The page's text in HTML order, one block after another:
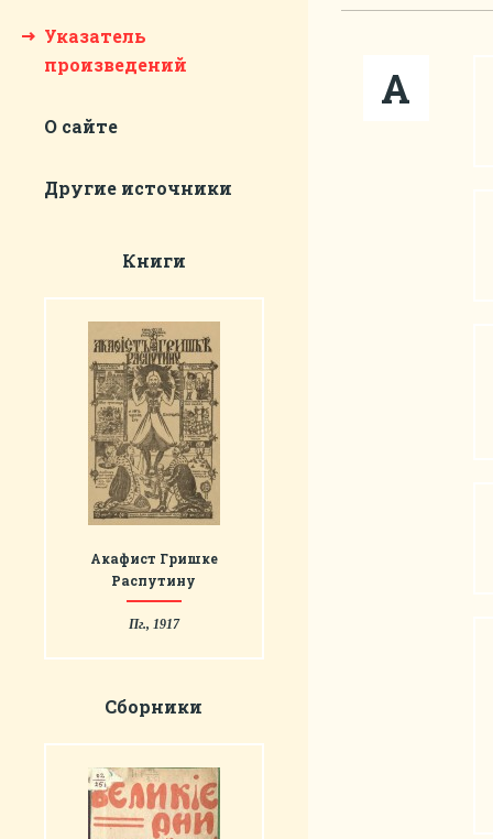
Указатель
произведений
О сайте
Другие источники
Книги
Акафист Гришке
Распутину
Пг., 1917
Сборники
А